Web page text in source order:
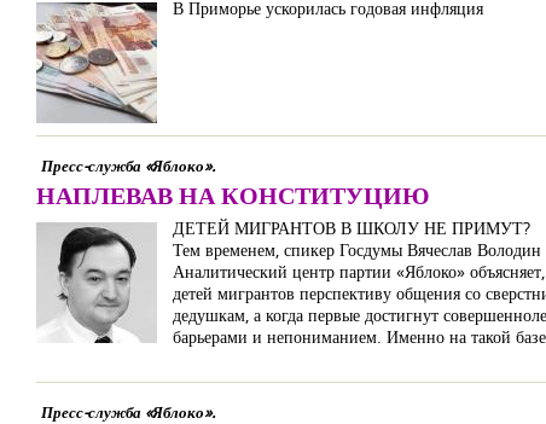
В Приморье ускорилась годовая инфляция
Пресс-служба «Яблоко».
НАПЛЕВАВ НА КОНСТИТУЦИЮ
ДЕТЕЙ МИГРАНТОВ В ШКОЛУ НЕ ПРИМУТ?
Тем временем, спикер Госдумы Вячеслав
Аналитический центр партии «Яблоко»
детей мигрантов перспективу общения со
дедушкам, а когда первые достигнут
барьерами и непониманием. Именно на такой
Пресс-служба «Яблоко».